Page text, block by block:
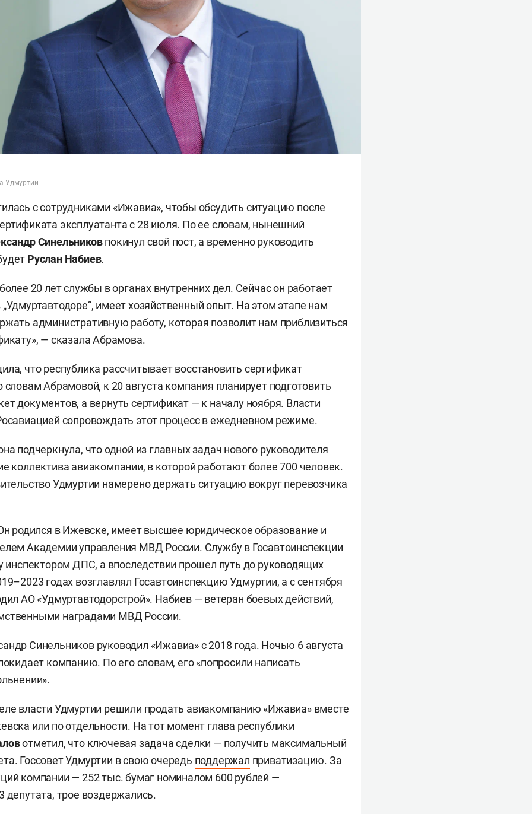
Удмуртии
с сотрудниками «Ижавиа», чтобы обсудить ситуацию после
эксплуатанта с 28 июля. По ее словам, нынешний
Синельниковпокинул свой пост, а временно руководить
Руслан Набиев.
20 лет службы в органах внутренних дел. Сейчас он работает
имеет хозяйственный опыт. На этом этапе нам
административную работу, которая позволит нам приблизиться
— сказала Абрамова.
что республика рассчитывает восстановить сертификат
словам Абрамовой, к 20 августа компания планирует подготовить
документов, а вернуть сертификат — к началу ноября. Власти
сопровождать этот процесс в ежедневном режиме.
подчеркнула, что одной из главных задач нового руководителя
коллектива авиакомпании, в которой работают более 700 человек.
Удмуртии намерено держать ситуацию вокруг перевозчика
родился в Ижевске, имеет высшее юридическое образование и
Академии управления МВД России. Службу в Госавтоинспекции
инспектором ДПС, а впоследствии прошел путь до руководящих
годах возглавлял Госавтоинспекцию Удмуртии, а с сентября
АО «Удмуртавтодорстрой». Набиев — ветеран боевых действий,
наградами МВД России.
Синельников руководил «Ижавиа» с 2018 года. Ночью 6 августа
компанию. По его словам, его «попросили написать
власти Удмуртии решили продать авиакомпанию «Ижавиа» вместе
или по отдельности. На тот момент глава республики
отметил, что ключевая задача сделки — получить максимальный
Госсовет Удмуртии в свою очередь поддержал приватизацию. За
компании — 252 тыс. бумаг номиналом 600 рублей —
депутата, трое воздержались.